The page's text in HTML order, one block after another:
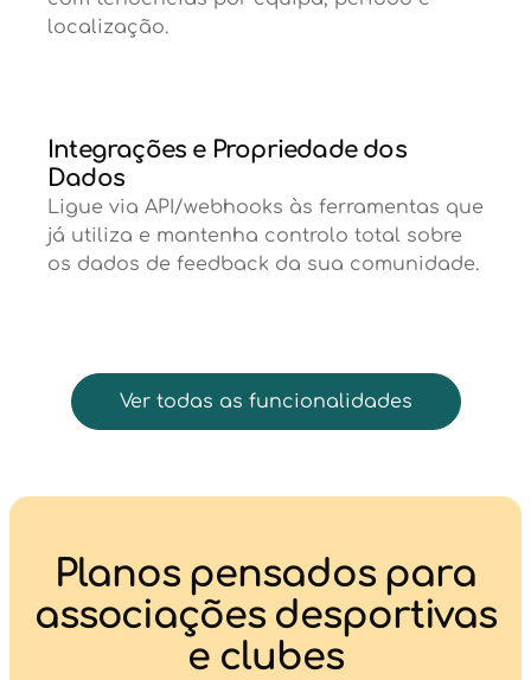
localização.
Integrações e Propriedade dos
Dados
Ligue via API/webhooks às ferramentas que
já utiliza e mantenha controlo total sobre
os dados de feedback da sua comunidade.
Ver todas as funcionalidades
Planos pensados para
associações desportivas
e clubes